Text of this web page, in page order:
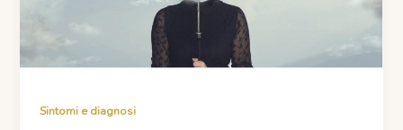
Sintomi e diagnosi